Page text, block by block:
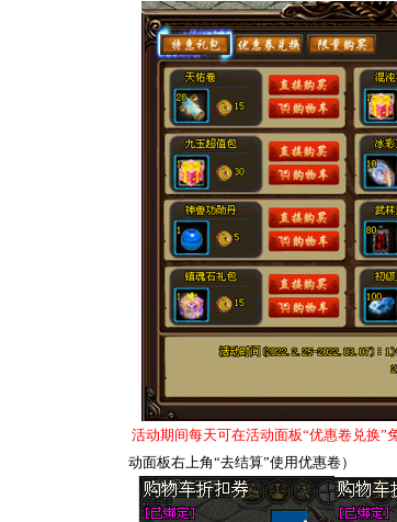
活动期间每天可在活动面板“优惠卷兑换”
动面板右上角“去结算”使用优惠卷）